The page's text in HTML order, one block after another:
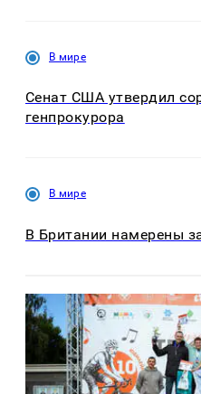
В мире
Сенат США утвердил
генпрокурора
В мире
В Британии намерены